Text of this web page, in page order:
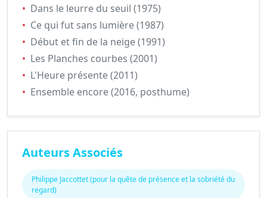
• Dans le leurre du seuil (1975)
• Ce qui fut sans lumière (1987)
• Début et fin de la neige (1991)
• Les Planches courbes (2001)
• L'Heure présente (2011)
• Ensemble encore (2016, posthume)
Auteurs Associés
Philippe Jaccottet (pour la quête de présence et la sobriété du
regard)